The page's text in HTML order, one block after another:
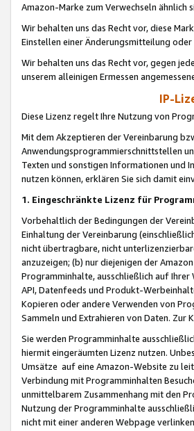
Amazon-Marke zum Verwechseln ähnlich
Wir behalten uns das Recht vor, diese
Einstellen einer Änderungsmitteilung
Wir behalten uns das Recht vor, gegen
unserem alleinigen Ermessen
IP-
Diese Lizenz regelt Ihre Nutzung von
Mit dem Akzeptieren der Vereinbarung
Anwendungsprogrammierschnittstellen
Texten und sonstigen Informationen und
nutzen können, erklären Sie sich damit
1. Eingeschränkte Lizenz für
Vorbehaltlich der Bedingungen der
Einhaltung der Vereinbarung
nicht übertragbare, nicht
anzuzeigen; (b) nur diejenigen der
Programminhalte, ausschließlich auf Ihrer
API, Datenfeeds und Produkt-
Kopieren oder andere Verwenden von
Sammeln und Extrahieren von Daten. Zur
Sie werden Programminhalte
hiermit eingeräumten Lizenz nutzen.
Umsätze auf eine Amazon-Website zu
Verbindung mit Programminhalten
unmittelbarem Zusammenhang mit den
Nutzung der Programminhalte
nicht mit einer anderen Webpage